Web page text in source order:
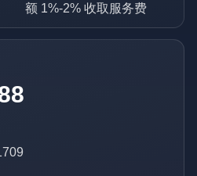
额 1%-2% 收取服务费